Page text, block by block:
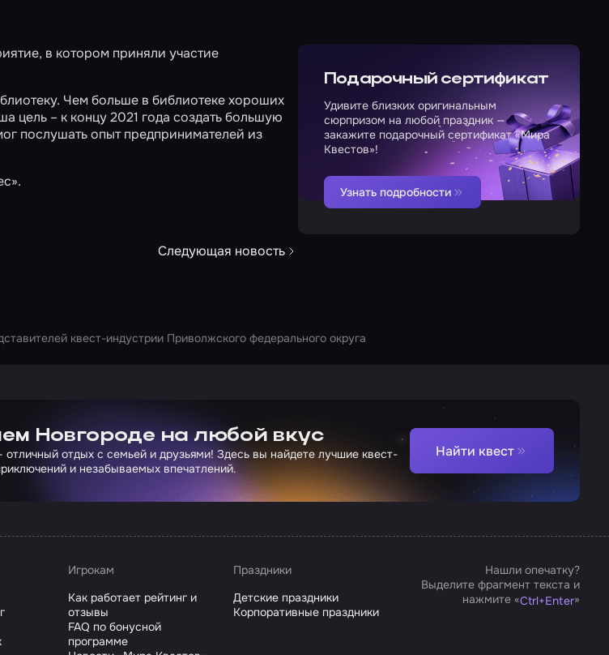
в котором приняли участие
Чем больше в библиотеке хороших
цель – к концу 2021 года создать большую
послушать опыт предпринимателей из
.
Следующая новость
Подарочный сертификат
Удивите близких оригинальным
сюрпризом на любой праздник —
закажите подарочный сертификат «Мира
Квестов»!
Узнать подробности
квест-индустрии Приволжского федерального округа
Новгороде на любой вкус
отдых с семьей и друзьями! Здесь вы найдете лучшие квест-
и незабываемых впечатлений.
Найти квест
Игрокам
Как работает рейтинг и
отзывы
FAQ по бонусной
программе
Праздники
Детские праздники
Корпоративные праздники
Нашли опечатку?
Выделите фрагмент текста и
нажмите «Ctrl+Enter»